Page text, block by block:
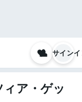
サイン
ア・ゲッ